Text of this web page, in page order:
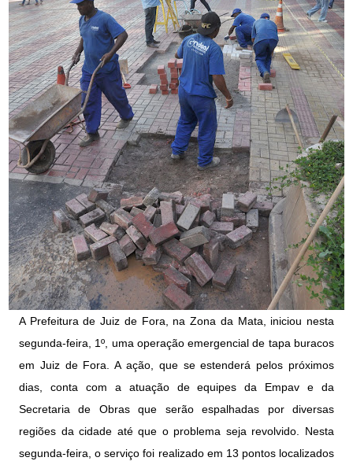
A Prefeitura de Juiz de Fora, na Zona da Mata, iniciou nesta
segunda-feira, 1º, uma operação emergencial de tapa buracos
em Juiz de Fora. A ação, que se estenderá pelos próximos
dias, conta com a atuação de equipes da Empav e da
Secretaria de Obras que serão espalhadas por diversas
regiões da cidade até que o problema seja revolvido. Nesta
segunda-feira, o serviço foi realizado em 13 pontos localizados